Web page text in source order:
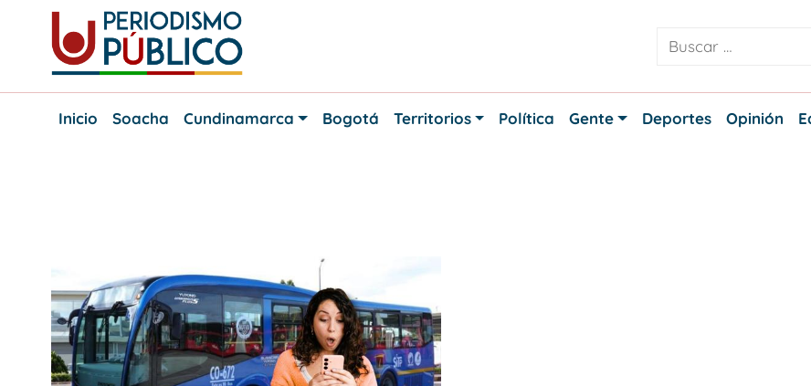
content
Periodismo
Noticias
Inicio
Soacha Cundinamarca Bogotá Territorios Política Gente Deportes Opinión